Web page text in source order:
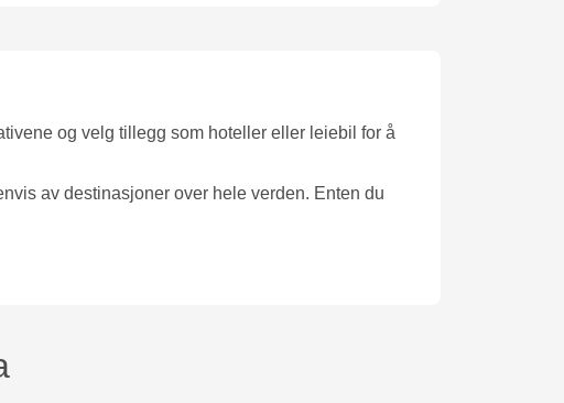
og velg tillegg som hoteller eller leiebil for å
av destinasjoner over hele verden. Enten du